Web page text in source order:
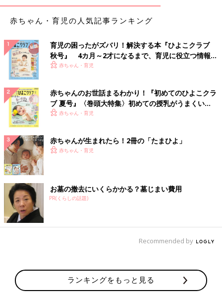
赤ちゃん・育児の人気記事ランキング
育児の困ったがズバリ！解決する本『ひよこクラブ
秋号』 4カ月～2才になるまで、育児に役立つ情報が
いっぱい！
赤ちゃん・育児
赤ちゃんのお世話まるわかり！『初めてのひよこクラ
ブ 夏号』〈巻頭大特集〉初めての授乳がうまくい
く！ おっぱい・ミルクの基本と夏のトラブル 解決テ
赤ちゃん・育児
赤ちゃんが生まれたら！2冊の「たまひよ」
赤ちゃん・育児
お墓の撤去にいくらかかる？墓じまい費用
PR(くらしの話題)
Recommended by
ランキングをもっと見る